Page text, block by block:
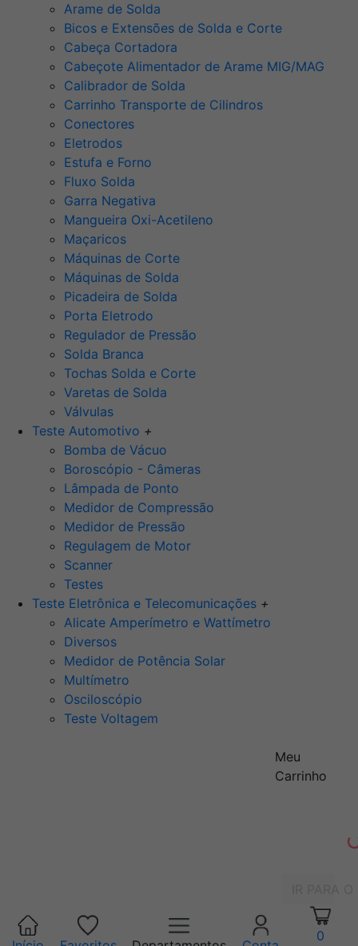
Arame de Solda
Bicos e Extensões de Solda e Corte
Cabeça Cortadora
Cabeçote Alimentador de Arame MIG/MAG
Calibrador de Solda
Carrinho Transporte de Cilindros
Conectores
Eletrodos
Estufa e Forno
Fluxo Solda
Garra Negativa
Mangueira Oxi-Acetileno
Maçaricos
Máquinas de Corte
Máquinas de Solda
Picadeira de Solda
Porta Eletrodo
Regulador de Pressão
Solda Branca
Tochas Solda e Corte
Varetas de Solda
Válvulas
Teste Automotivo +
Bomba de Vácuo
Boroscópio - Câmeras
Lâmpada de Ponto
Medidor de Compressão
Medidor de Pressão
Regulagem de Motor
Scanner
Testes
Teste Eletrônica e Telecomunicações +
Alicate Amperímetro e Wattímetro
Diversos
Medidor de Potência Solar
Multímetro
Osciloscópio
Teste Voltagem
Meu
Carrinho
0